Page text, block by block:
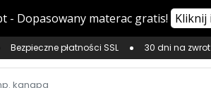
Bezpieczne płatności SSL 30 dni na zwrot